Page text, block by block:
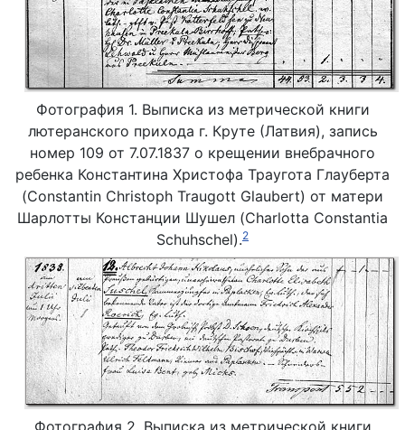
Фотография 1. Выписка из метрической книги
лютеранского прихода г. Круте (Латвия), запись
номер 109 от 7.07.1837 о крещении внебрачного
ребенка Константина Христофа Траугота Глауберта
(Constantin Christoph Traugott Glaubert) от матери
Шарлотты Констанции Шушел (Charlotta Constantia
Schuhschel).2
Фотография 2. Выписка из метрической книги